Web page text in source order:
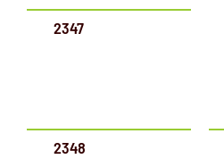
2347
2348